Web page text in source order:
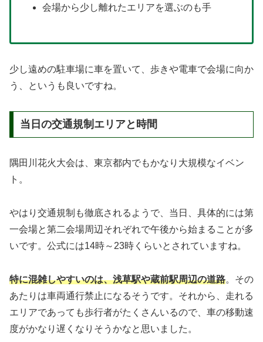
会場から少し離れたエリアを選ぶのも手
少し遠めの駐車場に車を置いて、歩きや電車で会場に向か
う、というも良いですね。
当日の交通規制エリアと時間
隅田川花火大会は、東京都内でもかなり大規模なイベン
ト。
やはり交通規制も徹底されるようで、当日、具体的には第
一会場と第二会場周辺それぞれで午後から始まることが多
いです。公式には14時～23時くらいとされていますね。
特に混雑しやすいのは、浅草駅や蔵前駅周辺の道路。その
あたりは車両通行禁止になるそうです。それから、走れる
エリアであっても歩行者がたくさんいるので、車の移動速
度がかなり遅くなりそうかなと思いました。